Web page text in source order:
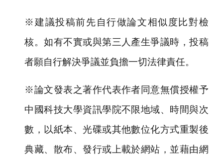
※建議投稿前先自行做論文相似度比對檢
核。如有不實或與第三人產生爭議時，投稿
者願自行解決爭議並負擔一切法律責任。
※論文發表之著作代表作者同意無償授權予
中國科技大學資訊學院不限地域、時間與次
數，以紙本、光碟或其他數位化方式重製後
典藏、散布、發行或上載於網站，並藉由網